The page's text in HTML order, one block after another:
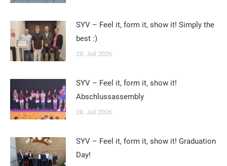
SYV – Feel it, form it, show it! Simply the
best :)
28. Juli 2026
SYV – Feel it, form it, show it!
Abschlussassembly
28. Juli 2026
SYV – Feel it, form it, show it! Graduation
Day!